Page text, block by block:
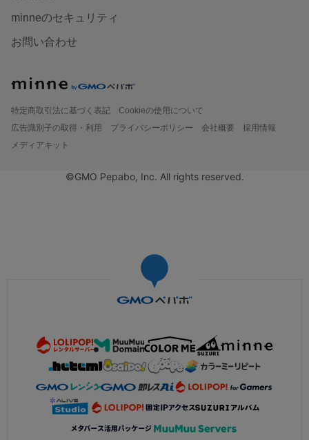
minneのセキュリティ
お問い合わせ
特定商取引法に基づく表記
Cookieの使用について
広告識別子の取得・利用
プライバシーポリシー 会社概要
採用情報
メディアキット
©GMO Pepabo, Inc. All rights reserved.